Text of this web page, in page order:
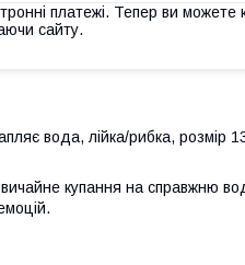
платежі. Тепер ви можете
сайту.
вода, лійка/рибка, розмір
купання на справжню